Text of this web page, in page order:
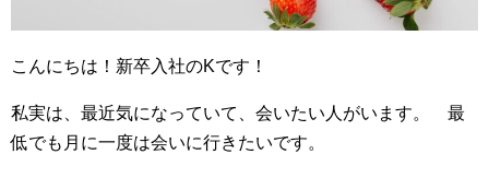
こんにちは！新卒入社のKです！
私実は、最近気になっていて、会いたい人がいます。 最
低でも月に一度は会いに行きたいです。